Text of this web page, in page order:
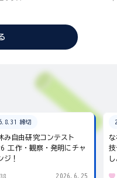
締切
み自由研究コンテスト
工作・観察・発明にチャ
ジ！
38 2026.6.25
な
技